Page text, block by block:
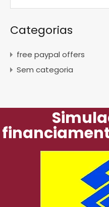
Categorias
free paypal offers
Sem categoria